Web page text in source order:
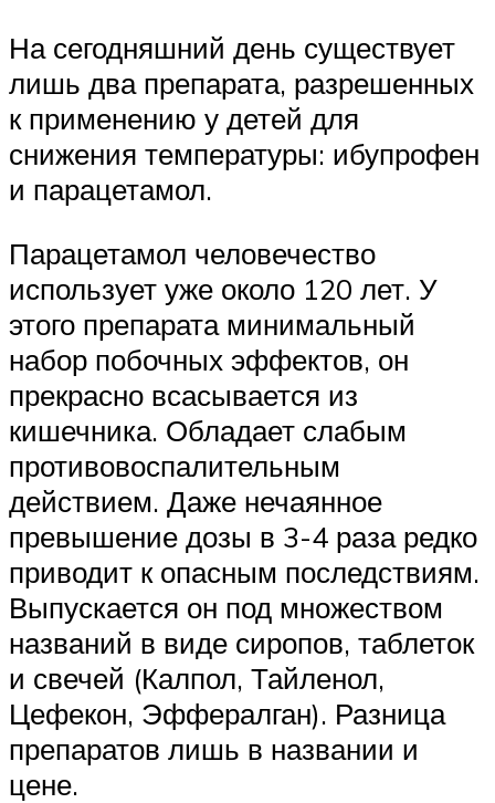
На сегодняшний день существует
лишь два препарата, разрешенных
к применению у детей для
снижения температуры: ибупрофен
и парацетамол.
Парацетамол человечество
использует уже около 120 лет. У
этого препарата минимальный
набор побочных эффектов, он
прекрасно всасывается из
кишечника. Обладает слабым
противовоспалительным
действием. Даже нечаянное
превышение дозы в 3-4 раза редко
приводит к опасным последствиям.
Выпускается он под множеством
названий в виде сиропов, таблеток
и свечей (Калпол, Тайленол,
Цефекон, Эффералган). Разница
препаратов лишь в названии и
цене.